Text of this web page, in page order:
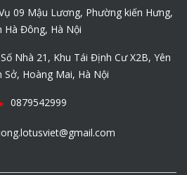
09 Mậu Lương, Phường kiến Hưng,
Hà Đông, Hà Nội
Nhà 21, Khu Tái Định Cư X2B, Yên
Sở, Hoàng Mai, Hà Nội
0879542999